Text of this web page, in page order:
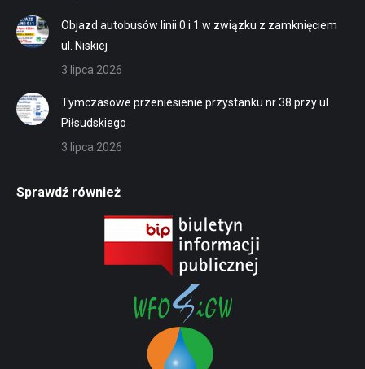
Objazd autobusów linii 0 i 1 w związku z zamknięciem
ul. Niskiej
3 lipca 2026
Tymczasowe przeniesienie przystanku nr 38 przy ul.
Piłsudskiego
3 lipca 2026
Sprawdź również